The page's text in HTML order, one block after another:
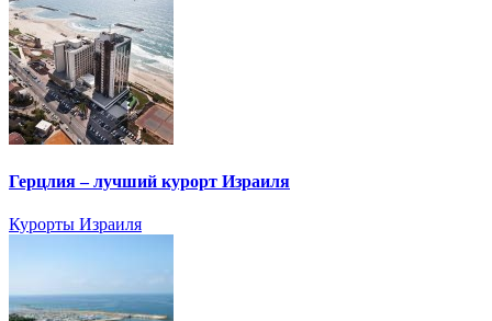
Герцлия – лучший курорт Израиля
Курорты Израиля